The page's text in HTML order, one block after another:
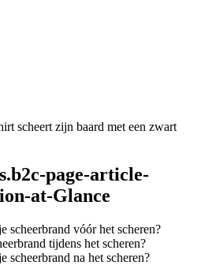
page-article-
at-Glance
scheerbrand vóór het scheren?
tijdens het scheren?
scheerbrand na het scheren?